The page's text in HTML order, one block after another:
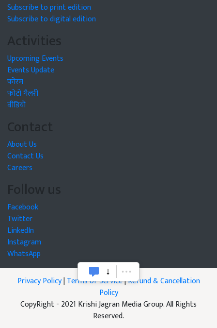
Subscribe to print edition
Subscribe to digital edition
Activities
Upcoming Events
Events Update
फोरम
फोटो गैलरी
वीडियो
Contact
About Us
Contact Us
Careers
Follow us
Facebook
Twitter
LinkedIn
Instagram
WhatsApp
Privacy Policy|Terms of Service|Refund & Cancellation
Policy
CopyRight - 2021 Krishi Jagran Media Group. All Rights
Reserved.